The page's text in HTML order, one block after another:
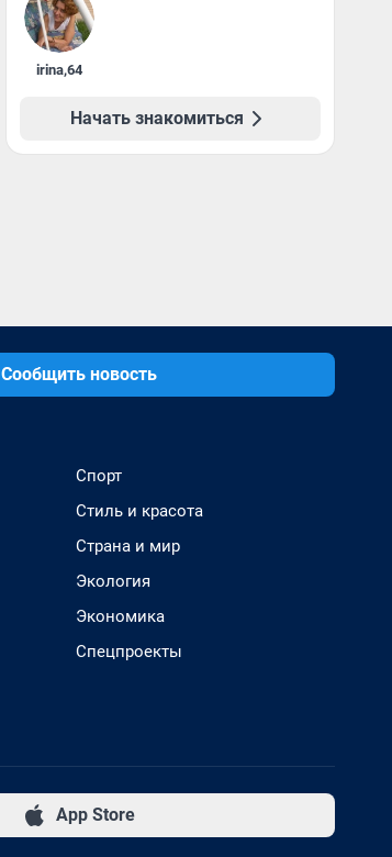
irina,64
Начать знакомиться
Сообщить новость
Спорт
Стиль и красота
Страна и мир
Экология
Экономика
Спецпроекты
App Store